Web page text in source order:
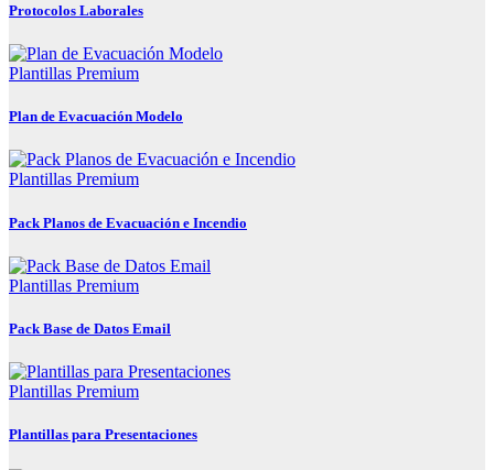
Protocolos Laborales
Plantillas Premium
Plan de Evacuación Modelo
Plantillas Premium
Pack Planos de Evacuación e Incendio
Plantillas Premium
Pack Base de Datos Email
Plantillas Premium
Plantillas para Presentaciones